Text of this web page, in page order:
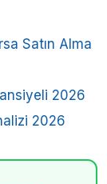
Satın Alma
2026
2026